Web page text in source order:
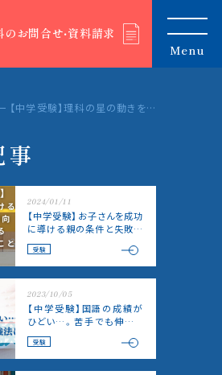
のお問合せ‧資料請求
Menu
【中学受験】理科の星の動きを超わかりやすく解説！
事
2024/01/11
【中学受験】お子さんを成功
に導ける親の条件と失敗に
繋がるやってはいけないこ
とは？
受験
2023/10/05
【中学受験】国語の成績が
ひどい…。苦手でも伸びる
勉強法は？
受験